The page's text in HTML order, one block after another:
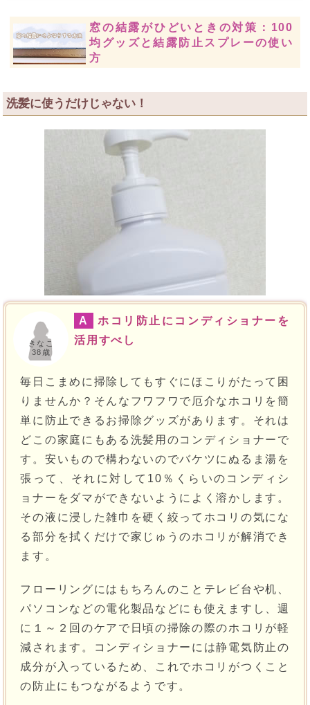
窓の結露がひどいときの対策：100
均グッズと結露防止スプレーの使い
方
洗髪に使うだけじゃない！
きなこ
38歳
A
ホコリ防止にコンディショナーを
活用すべし
毎日こまめに掃除してもすぐにほこりがたって困
りませんか？そんなフワフワで厄介なホコリを簡
単に防止できるお掃除グッズがあります。それは
どこの家庭にもある洗髪用のコンディショナーで
す。安いもので構わないのでバケツにぬるま湯を
張って、それに対して10％くらいのコンディシ
ョナーをダマができないようによく溶かします。
その液に浸した雑巾を硬く絞ってホコリの気にな
る部分を拭くだけで家じゅうのホコリが解消でき
ます。
フローリングにはもちろんのことテレビ台や机、
パソコンなどの電化製品などにも使えますし、週
に１～２回のケアで日頃の掃除の際のホコリが軽
減されます。コンディショナーには静電気防止の
成分が入っているため、これでホコリがつくこと
の防止にもつながるようです。